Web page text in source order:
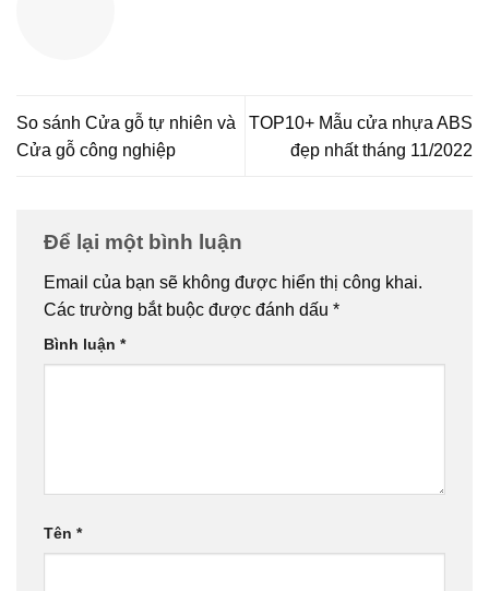
So sánh Cửa gỗ tự nhiên và
Cửa gỗ công nghiệp
TOP10+ Mẫu cửa nhựa ABS
đẹp nhất tháng 11/2022
Để lại một bình luận
Email của bạn sẽ không được hiển thị công khai.
Các trường bắt buộc được đánh dấu *
Bình luận *
Tên *